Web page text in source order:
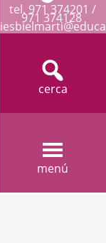
tel. 971 374201 /
971 374128
cerca
menú